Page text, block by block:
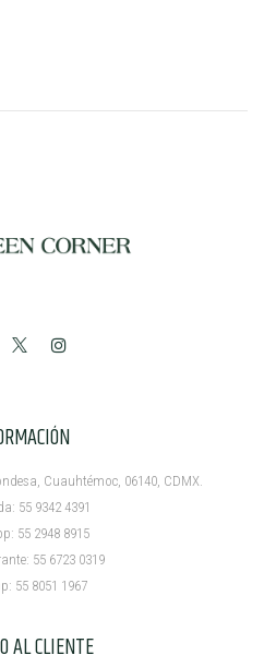
Cuauhtémoc, 06140, CDMX.
55 9342 4391
55 2948 8915
55 6723 0319
55 8051 1967
AL CLIENTE